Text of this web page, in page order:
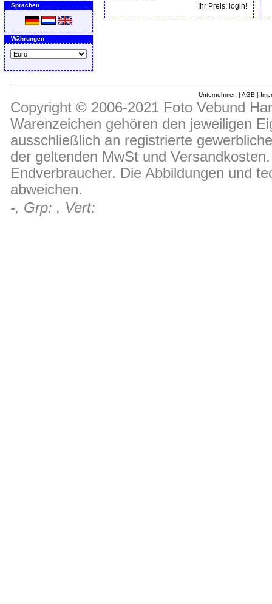
Sprachen
Währungen
Ihr Preis: login!
Unternehmen | AGB |
Copyright © 2006-2021 Foto Vebund
Warenzeichen gehören den jeweiligen
ausschließlich an registrierte
der geltenden MwSt und
Endverbraucher. Die Abbildungen und
abweichen.
-, Grp: , Vert: